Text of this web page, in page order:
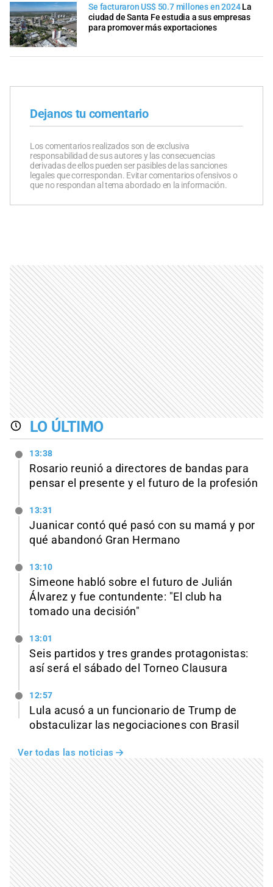
Se facturaron US$ 50.7 millones en 2024 La
ciudad de Santa Fe estudia a sus empresas
para promover más exportaciones
Dejanos tu comentario
Los comentarios realizados son de exclusiva
responsabilidad de sus autores y las consecuencias
derivadas de ellos pueden ser pasibles de las sanciones
legales que correspondan. Evitar comentarios ofensivos o
que no respondan al tema abordado en la información.
LO ÚLTIMO
13:38
Rosario reunió a directores de bandas para
pensar el presente y el futuro de la profesión
13:31
Juanicar contó qué pasó con su mamá y por
qué abandonó Gran Hermano
13:10
Simeone habló sobre el futuro de Julián
Álvarez y fue contundente: "El club ha
tomado una decisión"
13:01
Seis partidos y tres grandes protagonistas:
así será el sábado del Torneo Clausura
12:57
Lula acusó a un funcionario de Trump de
obstaculizar las negociaciones con Brasil
Ver todas las noticias